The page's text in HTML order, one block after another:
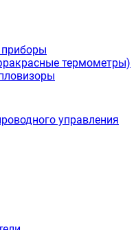
термометры)
управления